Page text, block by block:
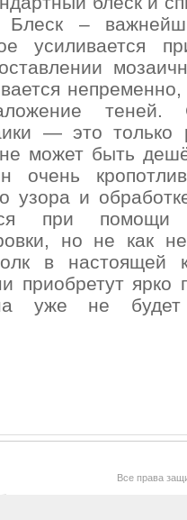
Блеск –
усиливается
непременно,
теней.
— это только
может быть
очень
узора и
при помощи
но не как
в настоящей
приобретут ярко
уже не будет
Все права